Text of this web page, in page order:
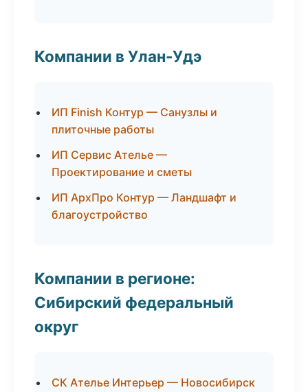
Компании в Улан-Удэ
ИП Finish Контур — Санузлы и
плиточные работы
ИП Сервис Ателье —
Проектирование и сметы
ИП АрхПро Контур — Ландшафт и
благоустройство
Компании в регионе:
Сибирский федеральный
округ
СК Ателье Интерьер — Новосибирск